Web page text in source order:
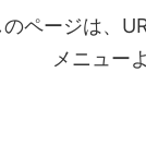
ページは、
メニュー